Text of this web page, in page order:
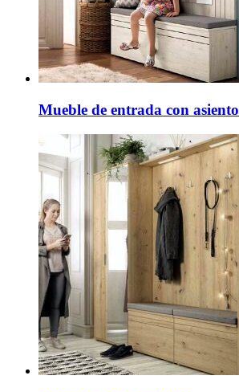
Mueble de entrada con asiento